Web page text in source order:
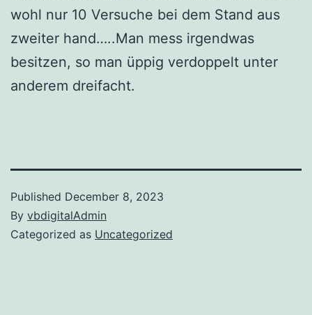
wohl nur 10 Versuche bei dem Stand aus
zweiter hand…..Man mess irgendwas
besitzen, so man üppig verdoppelt unter
anderem dreifacht.
Published December 8, 2023
By vbdigitalAdmin
Categorized as Uncategorized